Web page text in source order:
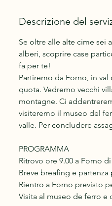
Descrizione del
Se oltre alle alte cime sei
alberi, scoprire case
fa per te!
Partiremo da Forno, in
quota. Vedremo vecchi
montagne. Ci
visiteremo il museo del
valle. Per concludere
PROGRAMMA
Ritrovo ore 9.00 a Forno
Breve breafing e partenza
Rientro a Forno previsto
Visita al museo de ferro e